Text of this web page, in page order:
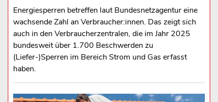
Energiesperren betreffen laut Bundesnetzagentur eine
wachsende Zahl an Verbraucher:innen. Das zeigt sich
auch in den Verbraucherzentralen, die im Jahr 2025
bundesweit über 1.700 Beschwerden zu
(Liefer-)Sperren im Bereich Strom und Gas erfasst
haben.